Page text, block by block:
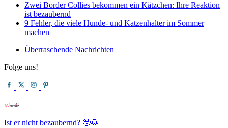
Zwei Border Collies bekommen ein Kätzchen: Ihre Reaktion
ist bezaubernd
9 Fehler, die viele Hunde- und Katzenhalter im Sommer
machen
Überraschende Nachrichten
Folge uns!
Ist er nicht bezaubernd? 🥹🐶